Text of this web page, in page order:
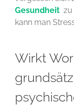
Gesundheit
kann man
Wirkt